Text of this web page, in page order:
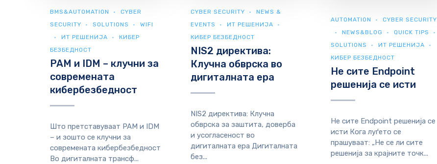
BMS&AUTOMATION
CYBER
SECURITY
SOLUTIONS
WIFI
ИТ РЕШЕНИЈА
КИБЕР
БЕЗБЕДНОСТ
PAM и IDM – клучни за
современата
кибербезбедност
Што претставуваат PAM и IDM
– и зошто се клучни за
современата кибербезбедност
Во дигиталната трансф...
CYBER SECURITY
NEWS &
EVENTS
ИТ РЕШЕНИЈА
КИБЕР БЕЗБЕДНОСТ
NIS2 директива:
Клучна обврска во
дигиталната ера
NIS2 директива: Клучна
обврска за заштита, доверба
и усогласеност во
дигиталната ера Дигиталната
без...
AUTOMATION
CYBER SECURITY
NEWS&BLOG
QUICK TIPS
SOLUTIONS
ИТ РЕШЕНИЈА
КИБЕР БЕЗБЕДНОСТ
Не сите Endpoint
решенија се исти
Не сите Endpoint решенија се
исти Кога луѓето се
прашуваат: „Не се ли сите
решенија за крајните точк...